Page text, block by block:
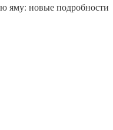
яму: новые подробности